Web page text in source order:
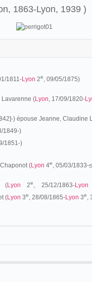
1863-Lyon, 1939 )
1811-Lyon 2e, 09/05/1875)
Lavarenne (Lyon, 17/09/1820-
) épouse Jeanne, Claudine
1849-)
1851-)
(Lyon 4e, 05/03/1833-
(Lyon 2e, 25/12/1863-Lyon
(Lyon 3e, 28/08/1865-Lyon 3e,